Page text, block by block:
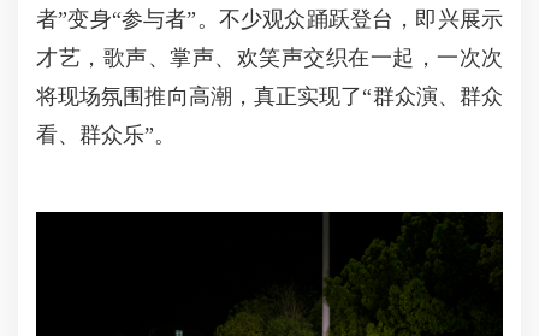
者”变身“参与者”。不少观众踊跃登台，即兴展示
才艺，歌声、掌声、欢笑声交织在一起，一次次
将现场氛围推向高潮，真正实现了“群众演、群众
看、群众乐”。